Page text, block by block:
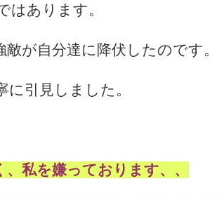
はあります。
敵が自分達に降伏したのです。
引見しました。
私を嫌っております、、